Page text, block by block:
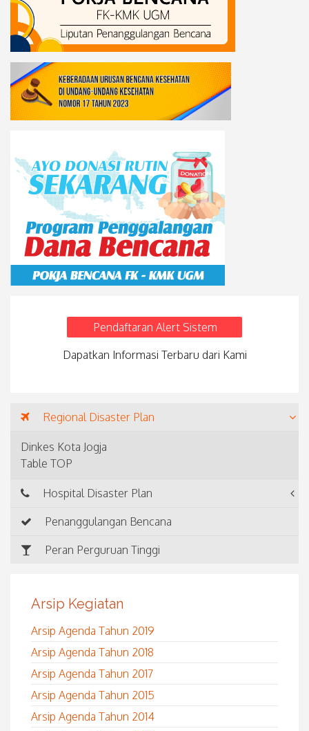
Pendaftaran Alert Sistem
Dapatkan Informasi Terbaru dari Kami
Regional Disaster Plan
Dinkes Kota Jogja
Table TOP
Hospital Disaster Plan
Penanggulangan Bencana
Peran Perguruan Tinggi
Arsip Kegiatan
Arsip Agenda Tahun 2019
Arsip Agenda Tahun 2018
Arsip Agenda Tahun 2017
Arsip Agenda Tahun 2015
Arsip Agenda Tahun 2014